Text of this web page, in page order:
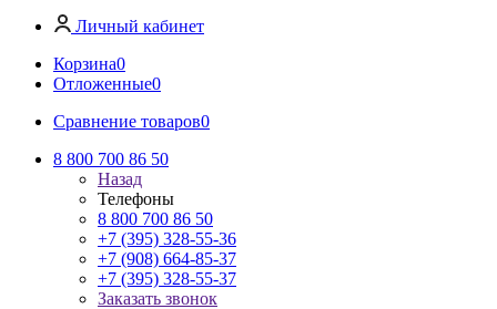
Личный кабинет
Корзина0
Отложенные0
Сравнение товаров0
8 800 700 86 50
Назад
Телефоны
8 800 700 86 50
+7 (395) 328-55-36
+7 (908) 664-85-37
+7 (395) 328-55-37
Заказать звонок